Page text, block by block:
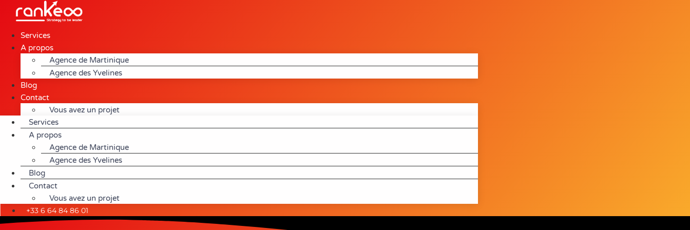
Aller
contenuServices
A propos
Agence de Martinique
Agence des Yvelines
Blog
Contact
Vous avez un projet
Services
A propos
Agence de Martinique
Agence des Yvelines
Blog
Contact
Vous avez un projet
+33 6 64 84 86 01